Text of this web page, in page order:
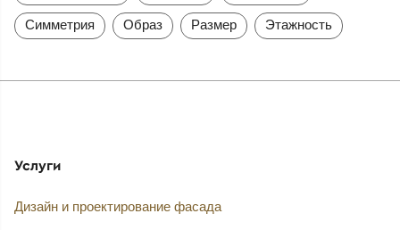
Симметрия Образ Размер Этажность
Услуги
Дизайн и проектирование фасада